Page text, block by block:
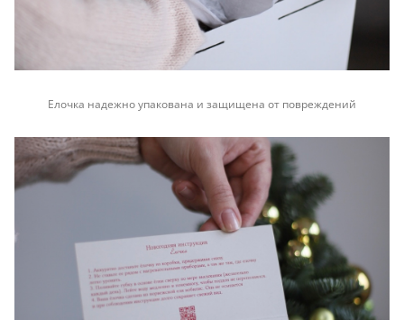
Елочка надежно упакована и защищена от повреждений